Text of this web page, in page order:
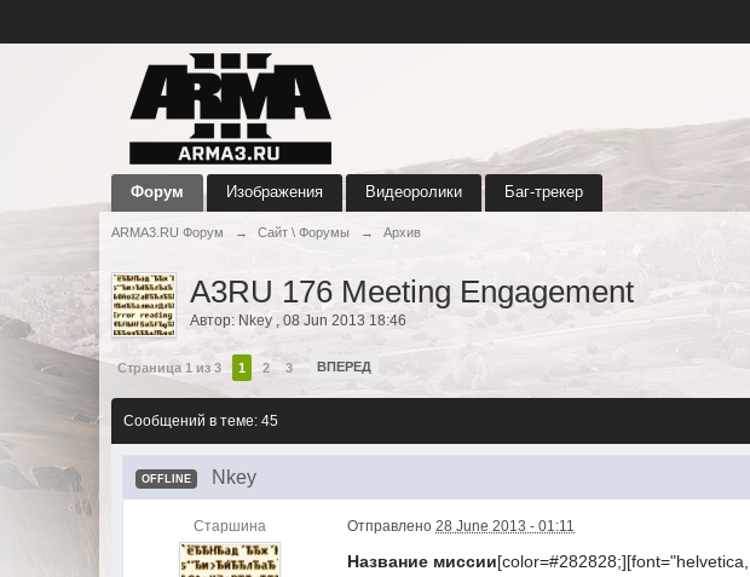
Форум Изображения Видеоролики Баг-трекер
ARMA3.RU Форум → Сайт \ Форумы → Архив
A3RU 176 Meeting Engagement
Автор: Nkey , 08 Jun 2013 18:46
Страница 1 из 3 1 2 3 ВПЕРЕД
Сообщений в теме: 45
OFFLINE Nkey
Старшина Отправлено 28 June 2013 - 01:11
Название миссии